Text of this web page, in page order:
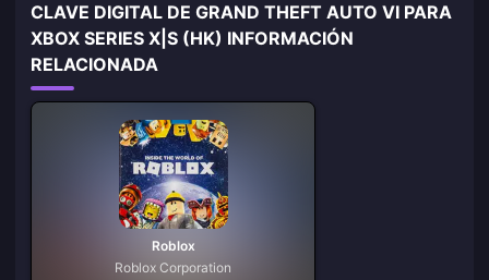
CLAVE DIGITAL DE GRAND THEFT AUTO VI PARA
XBOX SERIES X|S (HK) INFORMACIÓN
RELACIONADA
Roblox
Roblox Corporation